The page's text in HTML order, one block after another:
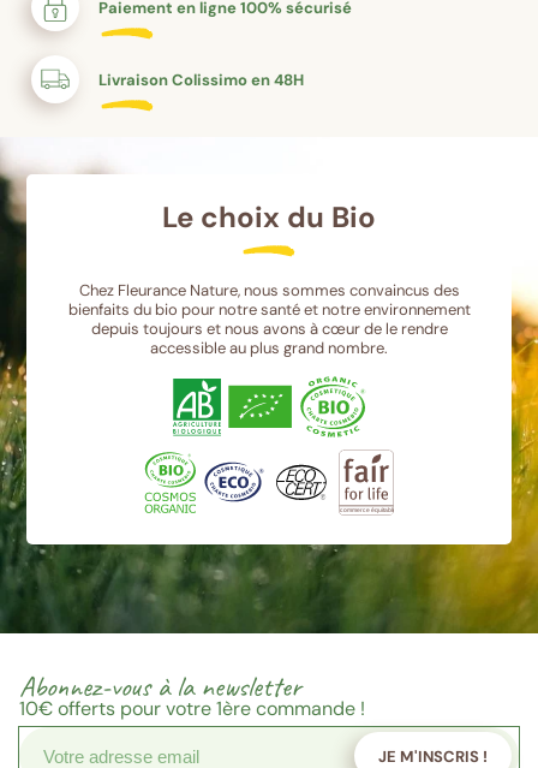
Paiement en ligne 100% sécurisé
Livraison Colissimo en 48H
Le choix du Bio
Chez Fleurance Nature, nous sommes convaincus des
bienfaits du bio pour notre santé et notre environnement
depuis toujours et nous avons à cœur de le rendre
accessible au plus grand nombre.
Abonnez-vous à la newsletter
10€offerts pour votre 1ère commande !
JE M'INSCRIS !